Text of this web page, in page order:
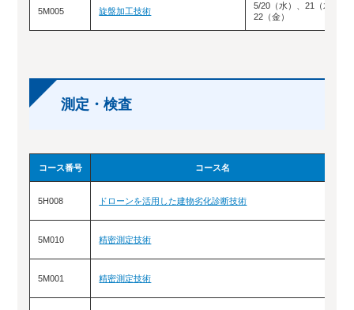
5M005 旋盤加工技術
5/20（水）、21（木）、
22（金）
測定・検査
コース番号 コース名
5H008 ドローンを活用した建物劣化診断技術
5M010 精密測定技術
5M001 精密測定技術